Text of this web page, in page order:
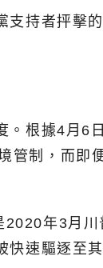
支持者抨擊
。根據4月6
制，而即
年3月川
快速驅逐至